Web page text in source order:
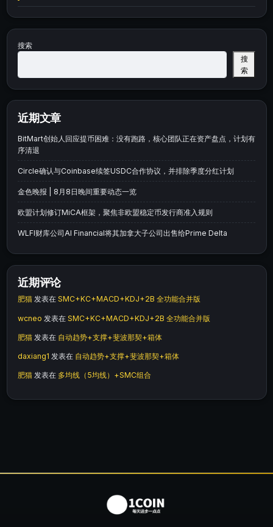
搜索
搜
索
近期文章
BitMart创始人回应提币困难：没有跑路，核心团队正在资产盘点，计划有
序清退
Circle确认与Coinbase续签USDC合作协议，并排除季度分红计划
金色晚报 | 8月8日晚间重要动态一览
欧盟计划修订MiCA框架，聚焦非欧盟稳定币发行商准入规则
WLFI财库公司AI Financial将其加拿大子公司出售给Prime Delta
近期评论
肥猫 发表在 SMC+KC+MACD+KDJ+2B 全功能合并版
wcneo 发表在 SMC+KC+MACD+KDJ+2B 全功能合并版
肥猫 发表在 自动趋势+支撑+斐波那契+箱体
daxiang1 发表在 自动趋势+支撑+斐波那契+箱体
肥猫 发表在 多均线（5均线）+SMC组合